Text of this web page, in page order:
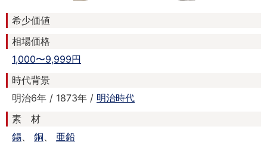
希少価値
相場価格
1,000〜9,999円
時代背景
明治6年 / 1873年 / 明治時代
素 材
錫、 銅、 亜鉛